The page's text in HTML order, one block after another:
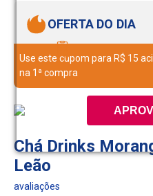
OFERTA DO DIA
Use este cupom para R$ 15
na 1ª compra
Chá Drinks
Leão